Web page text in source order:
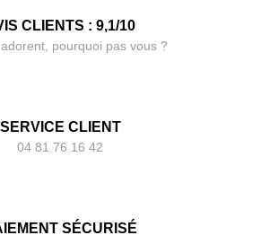
CLIENTS : 9,1/10
pourquoi pas vous ?
SERVICE CLIENT
04 81 76 16 42
SÉCURISÉ